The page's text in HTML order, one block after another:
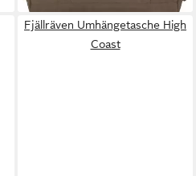
Fjällräven Umhängetasche High
Coast